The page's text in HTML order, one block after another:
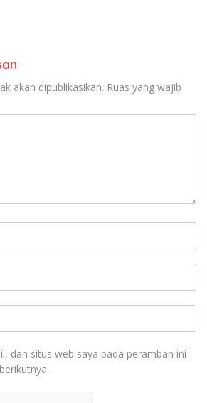
akan dipublikasikan. Ruas yang wajib
dan situs web saya pada peramban ini